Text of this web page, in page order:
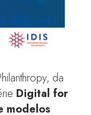
da
Digital for
modelos